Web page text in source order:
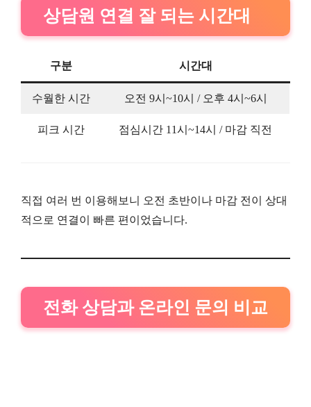
상담원 연결 잘 되는 시간대
구분 시간대
수월한 시간 오전 9시~10시 / 오후 4시~6시
피크 시간 점심시간 11시~14시 / 마감 직전
직접 여러 번 이용해보니 오전 초반이나 마감 전이 상대
적으로 연결이 빠른 편이었습니다.
전화 상담과 온라인 문의 비교